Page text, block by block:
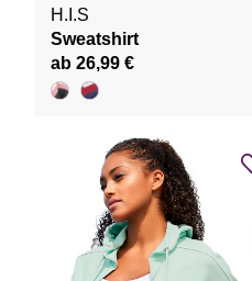
H.I.S
Sweatshirt
ab 26,99 €